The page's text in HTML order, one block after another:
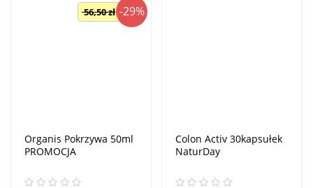
-29%
Organis Pokrzywa 50ml
PROMOCJA
56,50 zł
Colon Activ 30kapsułek
NaturDay